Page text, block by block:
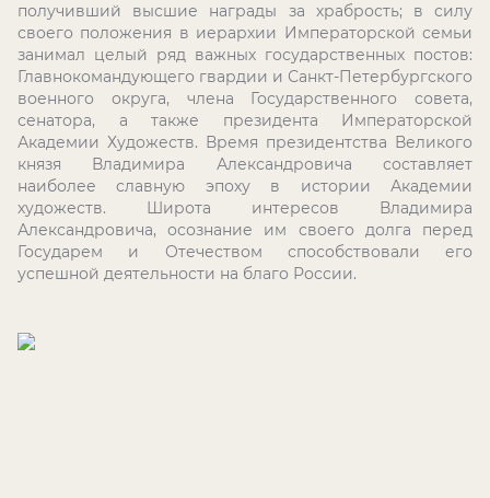
получивший высшие награды за храбрость; в силу
своего положения в иерархии Императорской семьи
занимал целый ряд важных государственных постов:
Главнокомандующего гвардии и Санкт-Петербургского
военного округа, члена Государственного совета,
сенатора, а также президента Императорской
Академии Художеств. Время президентства Великого
князя Владимира Александровича составляет
наиболее славную эпоху в истории Академии
художеств. Широта интересов Владимира
Александровича, осознание им своего долга перед
Государем и Отечеством способствовали его
успешной деятельности на благо России.